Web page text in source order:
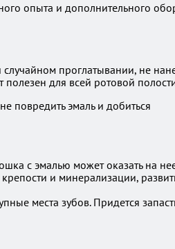
опыта и дополнительного
проглатывании, не
для всей ротовой
с эмалью может оказать на
и минерализации,
места зубов. Придется